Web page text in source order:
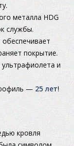
металла HDG
службы.
покрытие.
и
— 25 лет!
кровля